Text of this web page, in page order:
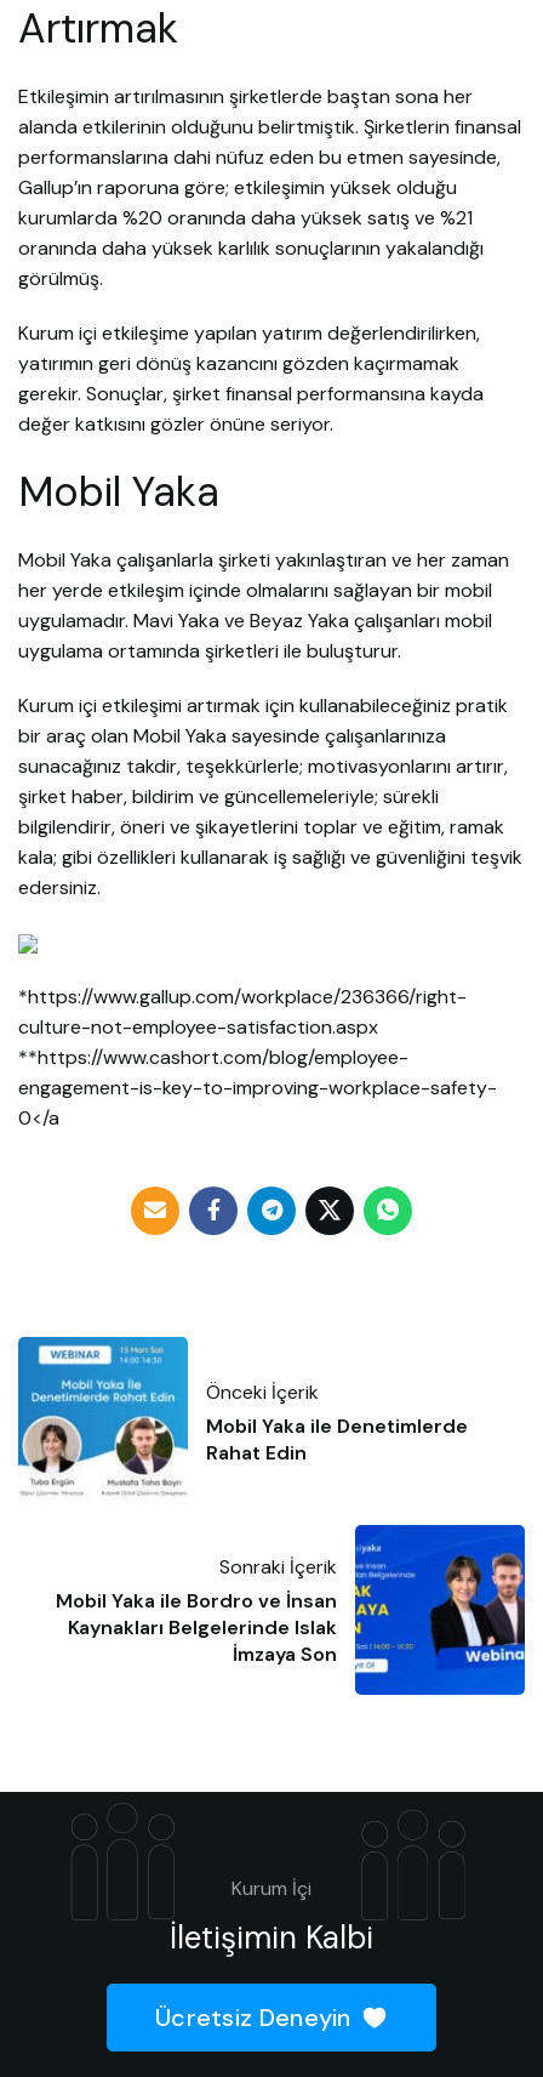
Artırmak
Etkileşimin artırılmasının şirketlerde baştan sona her
alanda etkilerinin olduğunu belirtmiştik. Şirketlerin finansal
performanslarına dahi nüfuz eden bu etmen sayesinde,
Gallup’ın raporuna göre; etkileşimin yüksek olduğu
kurumlarda %20 oranında daha yüksek satış ve %21
oranında daha yüksek karlılık sonuçlarının yakalandığı
görülmüş.
Kurum içi etkileşime yapılan yatırım değerlendirilirken,
yatırımın geri dönüş kazancını gözden kaçırmamak
gerekir. Sonuçlar, şirket finansal performansına kayda
değer katkısını gözler önüne seriyor.
Mobil Yaka
Mobil Yaka çalışanlarla şirketi yakınlaştıran ve her zaman
her yerde etkileşim içinde olmalarını sağlayan bir mobil
uygulamadır. Mavi Yaka ve Beyaz Yaka çalışanları mobil
uygulama ortamında şirketleri ile buluşturur.
Kurum içi etkileşimi artırmak için kullanabileceğiniz pratik
bir araç olan Mobil Yaka sayesinde çalışanlarınıza
sunacağınız takdir, teşekkürlerle; motivasyonlarını artırır,
şirket haber, bildirim ve güncellemeleriyle; sürekli
bilgilendirir, öneri ve şikayetlerini toplar ve eğitim, ramak
kala; gibi özellikleri kullanarak iş sağlığı ve güvenliğini teşvik
edersiniz.
*https://www.gallup.com/workplace/236366/right-
culture-not-employee-satisfaction.aspx
**https://www.cashort.com/blog/employee-
engagement-is-key-to-improving-workplace-safety-
0</a
Önceki İçerik
Mobil Yaka ile Denetimlerde
Rahat Edin
Sonraki İçerik
Mobil Yaka ile Bordro ve İnsan
Kaynakları Belgelerinde Islak
İmzaya Son
Kurum İçi
İletişimin Kalbi
Ücretsiz Deneyin